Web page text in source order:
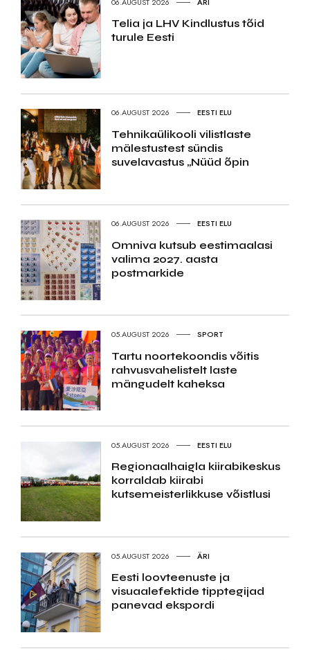
Telia ja LHV Kindlustus tõid
turule Eesti
06.AUGUST 2026 EESTI ELU
Tehnikaülikooli vilistlaste
mälestustest sündis
suvelavastus „Nüüd õpin
06.AUGUST 2026 EESTI ELU
Omniva kutsub eestimaalasi
valima 2027. aasta
postmarkide
05.AUGUST 2026 SPORT
Tartu noortekoondis võitis
rahvusvahelistelt laste
mängudelt kaheksa
05.AUGUST 2026 EESTI ELU
Regionaalhaigla kiirabikeskus
korraldab kiirabi
kutsemeisterlikkuse võistlusi
05.AUGUST 2026 ÄRI
Eesti loovteenuste ja
visuaalefektide tipptegijad
panevad ekspordi